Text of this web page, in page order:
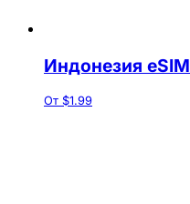
Индонезия eSIM
От $1.99